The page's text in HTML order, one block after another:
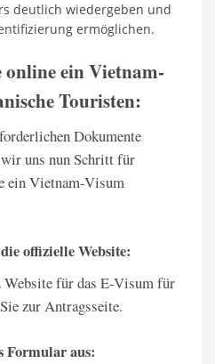
deutlich wiedergeben und
ermöglichen.
online ein Vietnam-
Touristen:
Dokumente
wir uns nun Schritt für
ein Vietnam-Visum
offizielle Website:
Website für das E-Visum für
zur Antragsseite.
Formular aus: